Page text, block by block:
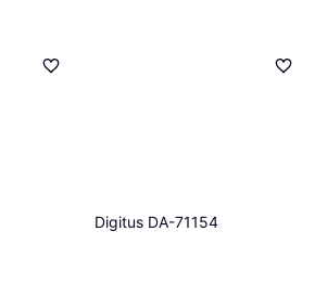
Digitus DA-71154